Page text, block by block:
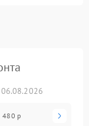
480 р